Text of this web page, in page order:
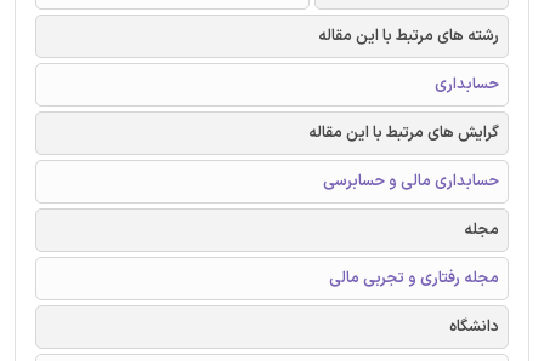
رشته های مرتبط با این مقاله
حسابداری
گرایش های مرتبط با این مقاله
حسابداری مالی و حسابرسی
مجله
مجله رفتاری و تجربی مالی
دانشگاه